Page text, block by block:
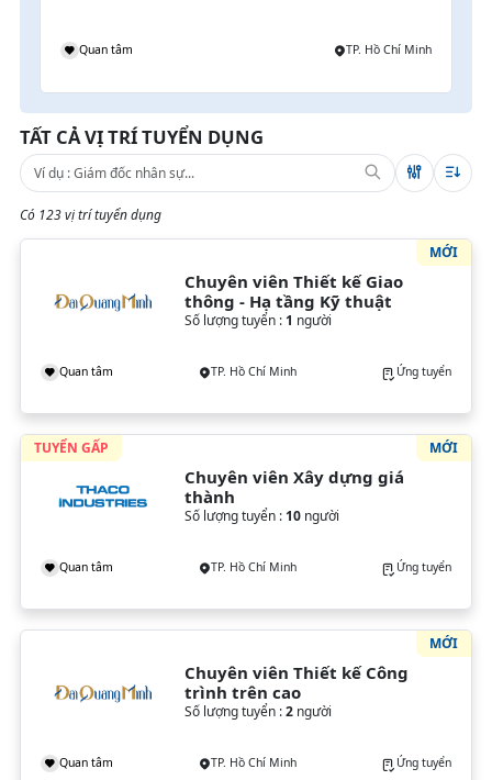
Quan tâm TP. Hồ Chí Minh
TẤT CẢ VỊ TRÍ TUYỂN DỤNG
Có 123 vị trí tuyển dụng
Chuyên viên Thiết kế Giao
thông - Hạ tầng Kỹ thuật
Số lượng tuyển : 1 người
Quan tâm TP. Hồ Chí Minh Ứng tuyển
MỚI
Chuyên viên Xây dựng giá
thành
Số lượng tuyển : 10người
Quan tâm TP. Hồ Chí Minh Ứng tuyển
MỚI
TUYỂN GẤP
Chuyên viên Thiết kế Công
trình trên cao
Số lượng tuyển :2người
Quan tâm TP. Hồ Chí Minh Ứng tuyển
MỚI